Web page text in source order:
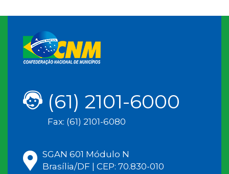
(61) 2101-6000
Fax: (61) 2101-6080
SGAN 601 Módulo N
Brasília/DF | CEP: 70.830-010